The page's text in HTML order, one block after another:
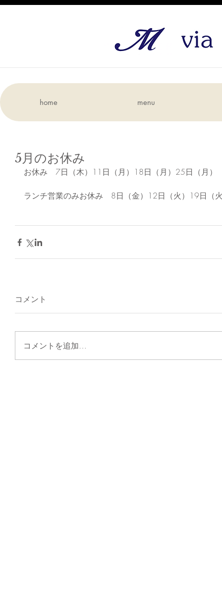
home menu
5月のお休み
お休み　7日（木）11日（月）18日（月）25日（月）
ランチ営業のみお休み　8日（金）12日（火）19日（
コメント
コメントを追加…